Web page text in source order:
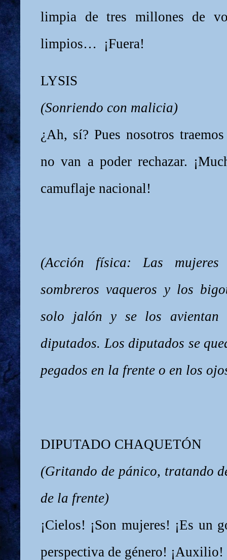
limpia de tres millones de
limpios… ¡Fuera!
LYSIS
(Sonriendo con malicia)
¿Ah, sí? Pues nosotros
no van a poder rechazar.
camuflaje nacional!
(Acción física: Las
sombreros vaqueros y los
solo jalón y se los
diputados. Los diputados se
pegados en la frente o en los
DIPUTADO CHAQUETÓN
(Gritando de pánico, tratando
de la frente)
¡Cielos! ¡Son mujeres! ¡Es un
perspectiva de género! ¡Auxilio!